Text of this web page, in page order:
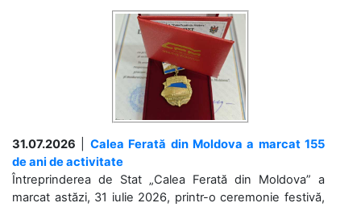
31.07.2026
Calea Ferată din Moldova a marcat 155
de ani de activitate
Întreprinderea de Stat „Calea Ferată din Moldova” a
marcat astăzi, 31 iulie 2026, printr-o ceremonie festivă,